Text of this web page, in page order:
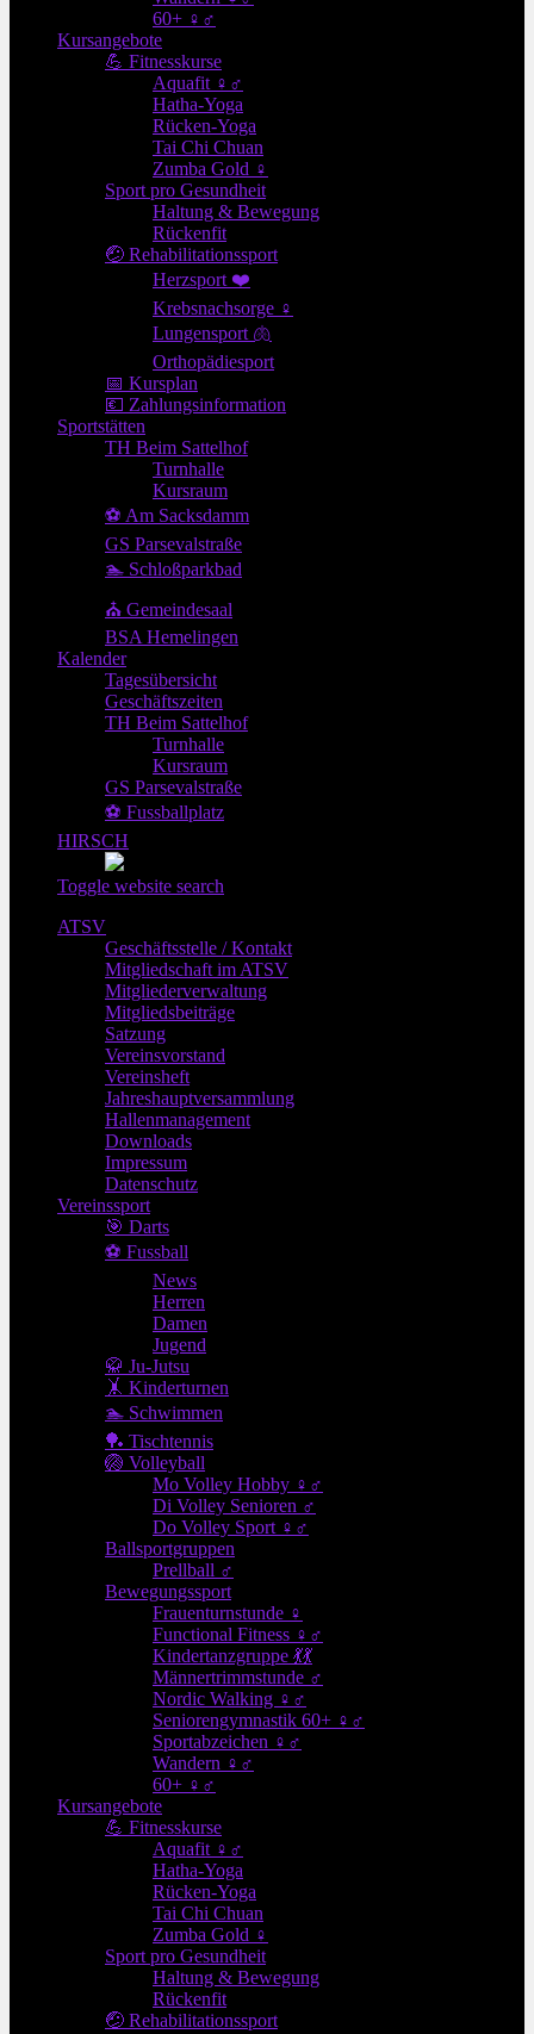
60+ ♀♂
Kursangebote
💪 Fitnesskurse
Aquafit ♀♂
Hatha-Yoga
Rücken-Yoga
Tai Chi Chuan
Zumba Gold ♀
Sport pro Gesundheit
Haltung & Bewegung
Rückenfit
🤕 Rehabilitationssport
Herzsport ❤️
Krebsnachsorge ♀
Lungensport 🫁
Orthopädiesport
📅 Kursplan
💶 Zahlungsinformation
Sportstätten
TH Beim Sattelhof
Turnhalle
Kursraum
⚽ Am Sacksdamm
GS Parsevalstraße
🏊 Schloßparkbad
⛪ Gemeindesaal
BSA Hemelingen
Kalender
Tagesübersicht
Geschäftszeiten
TH Beim Sattelhof
Turnhalle
Kursraum
GS Parsevalstraße
⚽ Fussballplatz
HIRSCH
Toggle website search
ATSV
Geschäftsstelle / Kontakt
Mitgliedschaft im ATSV
Mitgliederverwaltung
Mitgliedsbeiträge
Satzung
Vereinsvorstand
Vereinsheft
Jahreshauptversammlung
Hallenmanagement
Downloads
Impressum
Datenschutz
Vereinssport
🎯 Darts
⚽ Fussball
News
Herren
Damen
Jugend
🥋 Ju-Jutsu
🤸 Kinderturnen
🏊 Schwimmen
🏓 Tischtennis
🏐 Volleyball
Mo Volley Hobby ♀♂
Di Volley Senioren ♂
Do Volley Sport ♀♂
Ballsportgruppen
Prellball ♂
Bewegungssport
Frauenturnstunde ♀
Functional Fitness ♀♂
Kindertanzgruppe 💃💃
Männertrimmstunde ♂
Nordic Walking ♀♂
Seniorengymnastik 60+ ♀♂
Sportabzeichen ♀♂
Wandern ♀♂
60+ ♀♂
Kursangebote
💪 Fitnesskurse
Aquafit ♀♂
Hatha-Yoga
Rücken-Yoga
Tai Chi Chuan
Zumba Gold ♀
Sport pro Gesundheit
Haltung & Bewegung
Rückenfit
🤕 Rehabilitationssport